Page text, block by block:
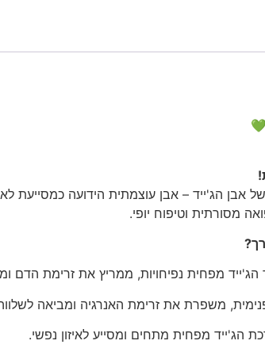
הג'ייד – אבן עוצמתית הידועה כמסייעת
מסורתית וטיפוח יופי.
הג'ייד מפחית נפיחויות, ממריץ את זרימת הדם
משפרת את זרימת האנרגיה ומביאה
הג'ייד מפחית מתחים ומסייע לאיזון נפשי.